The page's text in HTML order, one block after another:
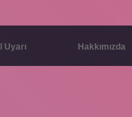
Uyarı Hakkımızda